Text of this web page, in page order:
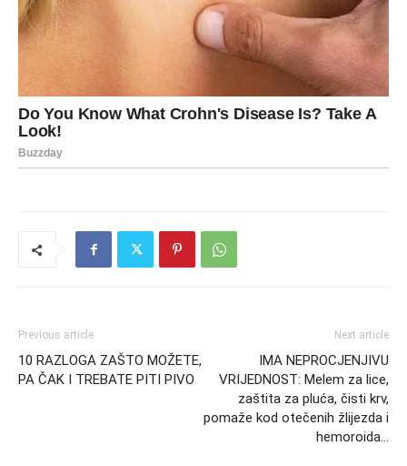
Previous article
10 RAZLOGA ZAŠTO MOŽETE,
PA ČAK I TREBATE PITI PIVO
Next article
IMA NEPROCJENJIVU
VRIJEDNOST: Melem za lice,
zaštita za pluća, čisti krv,
pomaže kod otečenih žlijezda i
hemoroida…